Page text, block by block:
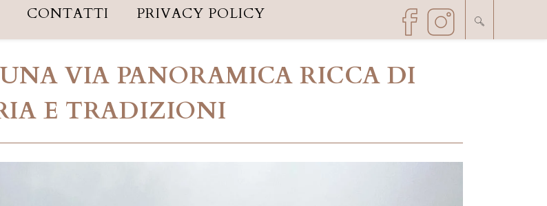
CONTATTI PRIVACY POLICY
VIA PANORAMICA RICCA DI
E TRADIZIONI